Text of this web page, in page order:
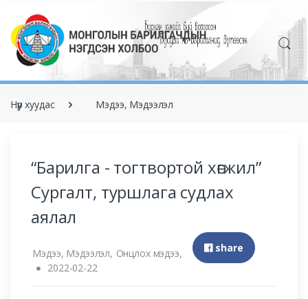
Нүүр хуудас Мэдээ, Мэдээлэл
“Барилга - тогтвортой хөгжил”
Сургалт, туршлага судлах
аялал
share
Мэдээ, Мэдээлэл, Онцлох мэдээ,
2022-02-22